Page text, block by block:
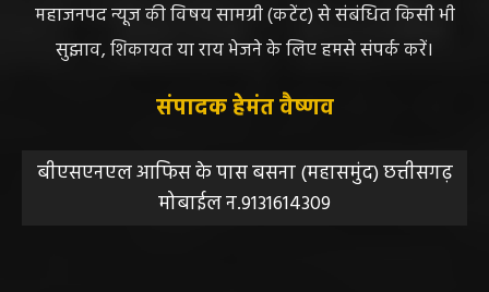
महाजनपद न्यूज की विषय सामग्री (कटेंट) से संबंधित किसी भी
सुझाव, शिकायत या राय भेजने के लिए हमसे संपर्क करें।
संपादक हेमंत वैष्णव
बीएसएनएल आफिस के पास बसना (महासमुंद) छत्तीसगढ़
मोबाईल न.9131614309